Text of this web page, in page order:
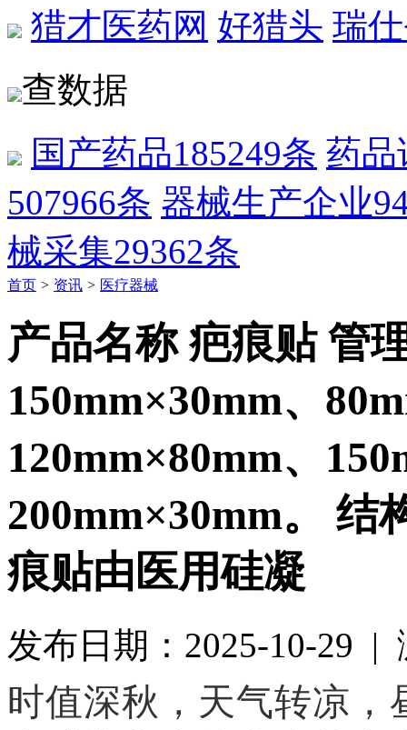
猎才医药网 好猎头 瑞
查数据
国产药品185249条 药品
507966条 器械生产企业
械采集29362条
首页 > 资讯 > 医疗器械
产品名称 疤痕贴 管
150mm×30mm、
120mm×80mm、
200mm×30mm。 结
痕贴由医用硅凝
发布日期：2025-10-29 |
时值深秋，天气转凉，